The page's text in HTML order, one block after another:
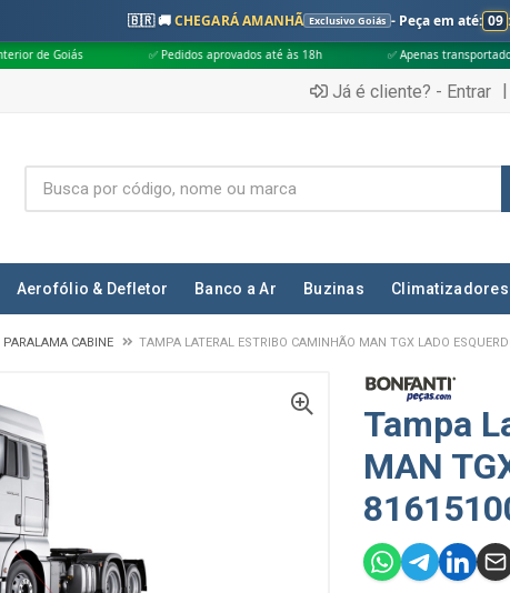
🇧🇷 🚚CHEGARÁ AMANHÃ Exclusivo Goiás - Peça em até: 09
✅ Pedidos aprovados até às 18h ✅ Apenas transportadoras
Já é cliente? - Entrar |
Aerofólio & Defletor Banco a Ar Buzinas Climatizadores
PARALAMA CABINE TAMPA LATERAL ESTRIBO CAMINHÃO MAN TGX LADO
Tampa
MAN